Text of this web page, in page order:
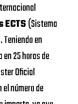
(Sistema
en
en 25 horas de
Oficial
número de